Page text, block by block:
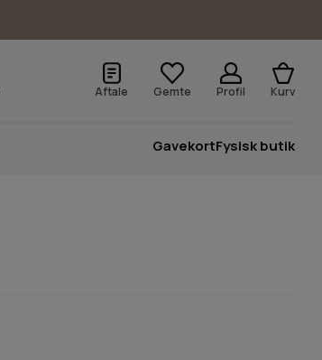
Aftale Gemte Profil Kurv
GavekortFysisk butik